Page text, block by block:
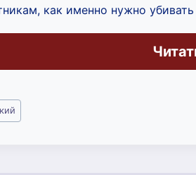
как именно нужно